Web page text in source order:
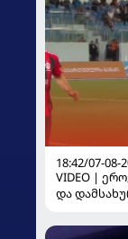
18:42/07-08-
VIDEO |
და